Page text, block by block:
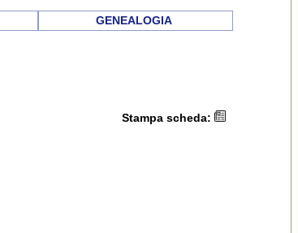
GENEALOGIA
Stampa scheda: